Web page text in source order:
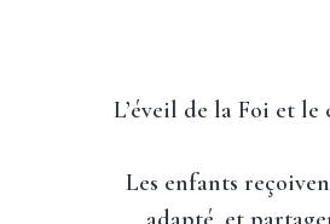
L’éveil de la Foi et le
Les enfants